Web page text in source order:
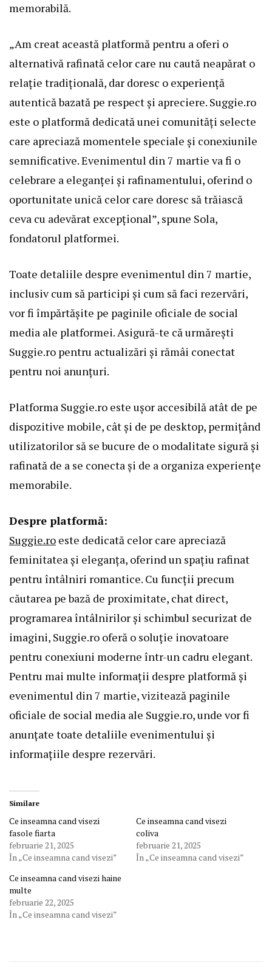
memorabilă.
„Am creat această platformă pentru a oferi o
alternativă rafinată celor care nu caută neapărat o
relație tradițională, dar doresc o experiență
autentică bazată pe respect și apreciere. Suggie.ro
este o platformă dedicată unei comunități selecte
care apreciază momentele speciale și conexiunile
semnificative. Evenimentul din 7 martie va fi o
celebrare a eleganței și rafinamentului, oferind o
oportunitate unică celor care doresc să trăiască
ceva cu adevărat excepțional”, spune Sola,
fondatorul platformei.
Toate detaliile despre evenimentul din 7 martie,
inclusiv cum să participi și cum să faci rezervări,
vor fi împărtășite pe paginile oficiale de social
media ale platformei. Asigură-te că urmărești
Suggie.ro pentru actualizări și rămâi conectat
pentru noi anunțuri.
Platforma Suggie.ro este ușor accesibilă atât de pe
dispozitive mobile, cât și de pe desktop, permițând
utilizatorilor să se bucure de o modalitate sigură și
rafinată de a se conecta și de a organiza experiențe
memorabile.
Despre platformă:
Suggie.ro este dedicată celor care apreciază
feminitatea și eleganța, oferind un spațiu rafinat
pentru întâlniri romantice. Cu funcții precum
căutarea pe bază de proximitate, chat direct,
programarea întâlnirilor și schimbul securizat de
imagini, Suggie.ro oferă o soluție inovatoare
pentru conexiuni moderne într-un cadru elegant.
Pentru mai multe informații despre platformă și
evenimentul din 7 martie, vizitează paginile
oficiale de social media ale Suggie.ro, unde vor fi
anunțate toate detaliile evenimentului și
informațiile despre rezervări.
Similare
Ce inseamna cand visezi
fasole fiarta
februarie 21, 2025
În „Ce inseamna cand visezi”
Ce inseamna cand visezi
coliva
februarie 21, 2025
În „Ce inseamna cand visezi”
Ce inseamna cand visezi haine
multe
februarie 22, 2025
În „Ce inseamna cand visezi”